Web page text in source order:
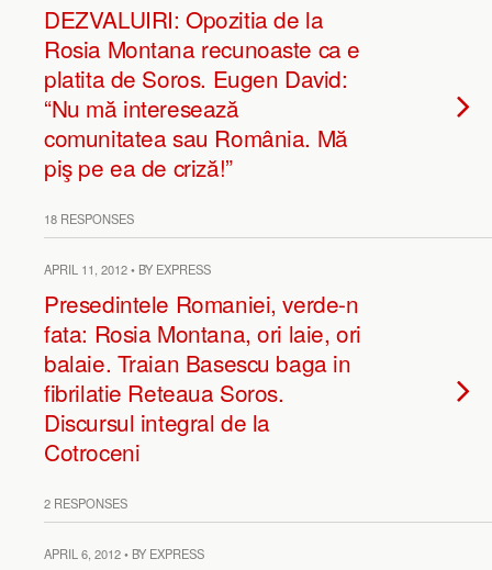
DEZVALUIRI: Opozitia de la
Rosia Montana recunoaste ca e
platita de Soros. Eugen David:
“Nu mă interesează
comunitatea sau România. Mă
piş pe ea de criză!”
18 RESPONSES
APRIL 11, 2012 • BY EXPRESS
Presedintele Romaniei, verde-n
fata: Rosia Montana, ori laie, ori
balaie. Traian Basescu baga in
fibrilatie Reteaua Soros.
Discursul integral de la
Cotroceni
2 RESPONSES
APRIL 6, 2012 • BY EXPRESS